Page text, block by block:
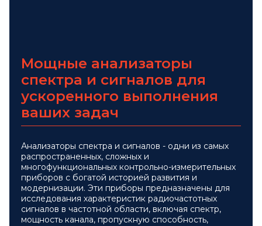
Мощные анализаторы
спектра и сигналов для
ускоренного выполнения
ваших задач
Анализаторы спектра и сигналов - одни из самых
распространенных, сложных и
многофункциональных контрольно-измерительных
приборов с богатой историей развития и
модернизации. Эти приборы предназначены для
исследования характеристик радиочастотных
сигналов в частотной области, включая спектр,
мощность канала, пропускную способность,